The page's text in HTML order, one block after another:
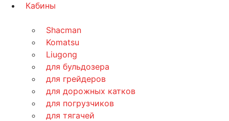
Кабины
Shacman
Komatsu
Liugong
для бульдозера
для грейдеров
для дорожных катков
для погрузчиков
для тягачей